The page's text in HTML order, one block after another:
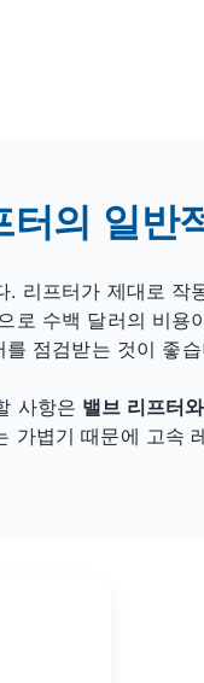
의 일반
리프터가 제대로
수백 달러의 비
점검받는 것이 좋
사항은 밸브 리프터
볍기 때문에 고속